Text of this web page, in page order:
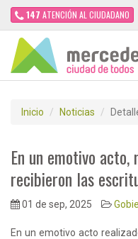
147 ATENCIÓN AL CIUDADANO
Inicio Noticias
En un emotivo
recibieron las
01 de sep, 2025
En un emotivo acto